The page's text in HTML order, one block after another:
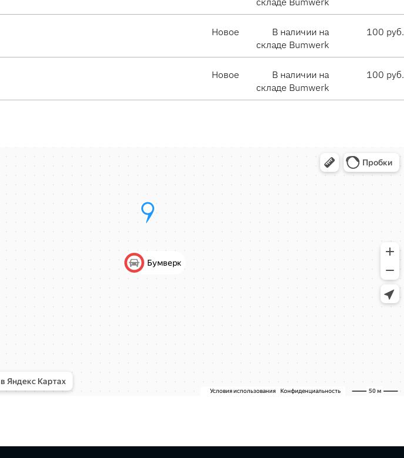
Новое
В наличии на
складе Bumwerk
100 руб.
Новое
В наличии на
складе Bumwerk
100 руб.